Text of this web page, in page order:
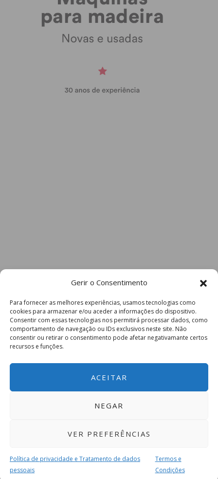
Gerir o Consentimento
Para fornecer as melhores experiências, usamos tecnologias como
cookies para armazenar e/ou aceder a informações do dispositivo.
Consentir com essas tecnologias nos permitirá processar dados, como
comportamento de navegação ou IDs exclusivos neste site. Não
consentir ou retirar o consentimento pode afetar negativamante certos
recursos e funções.
ACEITAR
NEGAR
VER PREFERÊNCIAS
Política de privacidade e Tratamento de dados
pessoais
Termos e
Condições